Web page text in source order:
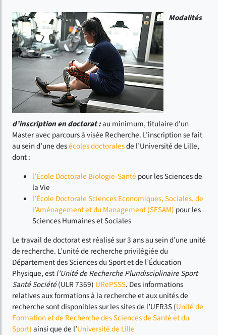
Modalités
d’inscription en doctorat :au minimum, titulaire d'un
Master avec parcours à visée Recherche. L’inscription se fait
au sein d’une desécoles doctoralesde l’Université de Lille,
dont :
l’École Doctorale Biologie-Santé pour les Sciences de
la Vie
l’École Doctorale Sciences Economiques, Sociales, de
l’Aménagement et du Management (SESAM) pour les
Sciences Humaines et Sociales
Le travail de doctorat est réalisé sur 3 ans au sein d’une unité
de recherche. L’unité de recherche privilégiée du
Département des Sciences du Sport et de l’Éducation
Physique, estl’Unité de Recherche Pluridisciplinaire Sport
Santé Société(ULR 7369) URePSSS. Des informations
relatives aux formations à la recherche et aux unités de
recherche sont disponibles sur les sites de l’UFR3S (Unité de
Formation et de Recherche des Sciences de Santé et du
Sport)ainsi que de l’Université de Lille